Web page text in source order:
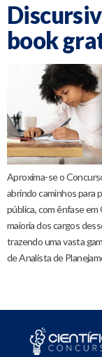
book
Aproxima-se o
abrindo caminhos para
pública, com ênfase
maioria dos cargos
trazendo uma vasta
de Analista de